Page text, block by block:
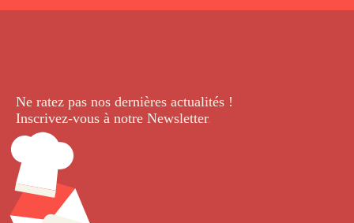
Ne ratez pas nos dernières actualités !
Inscrivez-vous à notre Newsletter.